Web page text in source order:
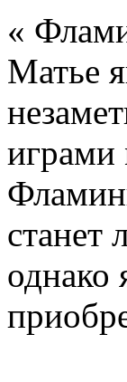
«
Матье
играми
станет
однако